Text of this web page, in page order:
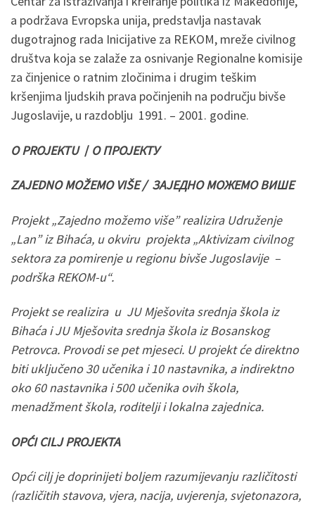
a podržava Evropska unija, predstavlja nastavak
dugotrajnog rada Inicijative za REKOM, mreže civilnog
društva koja se zalaže za osnivanje Regionalne komisije
za činjenice o ratnim zločinima i drugim teškim
kršenjima ljudskih prava počinjenih na području bivše
Jugoslavije, u razdoblju 1991. – 2001. godine.
O PROJEKTU / О ПРОЈЕКТУ
ZAJEDNO MOŽEMO VIŠE / ЗАЈЕДНО МОЖЕМО ВИШЕ
Projekt „Zajedno možemo više” realizira Udruženje
„Lan” iz Bihaća, u okviru projekta „Aktivizam civilnog
sektora za pomirenje u regionu bivše Jugoslavije –
podrška REKOM-u“.
Projekt se realizira u JU Mješovita srednja škola iz
Bihaća i JU Mješovita srednja škola iz Bosanskog
Petrovca. Provodi se pet mjeseci. U projekt će direktno
biti uključeno 30 učenika i 10 nastavnika, a indirektno
oko 60 nastavnika i 500 učenika ovih škola,
menadžment škola, roditelji i lokalna zajednica.
OPĆI CILJ PROJEKTA
Opći cilj je doprinijeti boljem razumijevanju različitosti
(različitih stavova, vjera, nacija, uvjerenja, svjetonazora,